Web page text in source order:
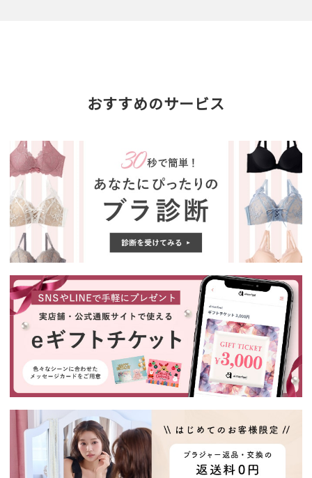
おすすめのサービス